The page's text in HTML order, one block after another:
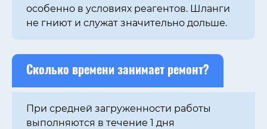
особенно в условиях реагентов. Шланги
не гниют и служат значительно дольше.
Сколько времени занимает ремонт?
При средней загруженности работы
выполняются в течение 1 дня